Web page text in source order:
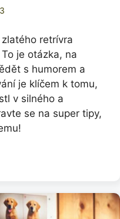
retrívra
je otázka, na
s humorem a
je klíčem k tomu,
v silného a
se na super tipy,